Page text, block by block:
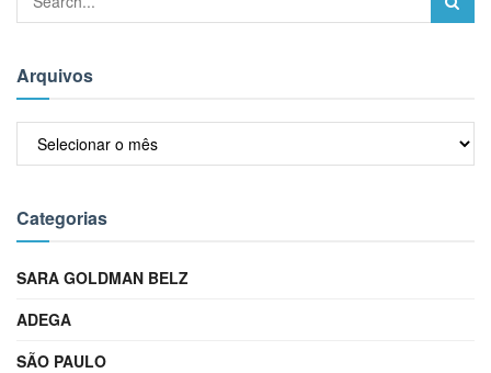
Arquivos
Categorias
SARA GOLDMAN BELZ
ADEGA
SÃO PAULO